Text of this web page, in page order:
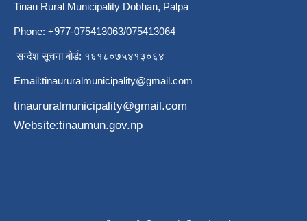
Tinau Rural Municipality Dobhan, Palpa
Phone: +977-075413063/075413064
सन्देश सूचना बोर्ड: १६१८०७५४१३०६४
Email:tinaururalmunicipality@gmail.com
tinaururalmunicipality@gmail.com
Website:tinaumun.gov.np